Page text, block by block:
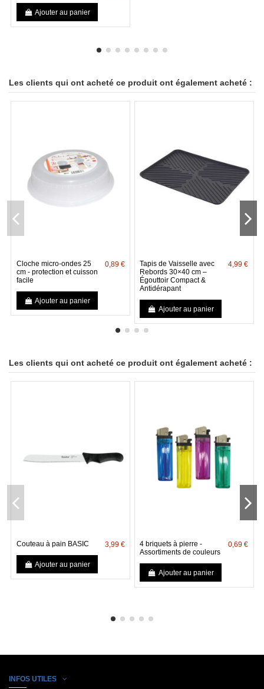
Ajouter au panier
Les clients qui ont acheté ce produit ont également acheté :
Cloche micro-ondes 25
cm - protection et cuisson
facile
0,89 €
Ajouter au panier
Tapis de Vaisselle avec
Rebords 30×40 cm –
Égouttoir Compact &
Antidérapant
4,99 €
Ajouter au panier
Les clients qui ont acheté ce produit ont également acheté :
Couteau à pain BASIC 3,99 €
Ajouter au panier
4 briquets à pierre -
Assortiments de couleurs
0,69 €
Ajouter au panier
INFOS UTILES